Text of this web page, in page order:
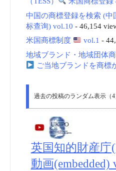
中国の商標登録を検索 (中
标查询) vol.10 - 46,154
米国商標制度
vol.1 -
地域ブランド・地域団体
ご当地ブランドを商標
過去の投稿のランダム表示（4
英国知的財産庁
動画(embedded)